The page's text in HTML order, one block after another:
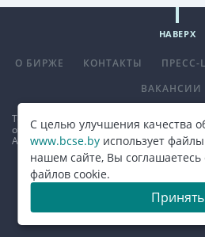
О БИРЖЕ КОНТАКТЫ ПРЕСС-
ВАКАНСИИ
Телефон +375
office@bcse.by .
Адрес: 220013 г. Минск ул. Сурганова д.
© 2026, ОАО "Белорусская
НАВЕРХ
С целью улучшения качества
www.bcse.by использует
нашем сайте, Вы соглашаетесь
файлов cookie.
Принять